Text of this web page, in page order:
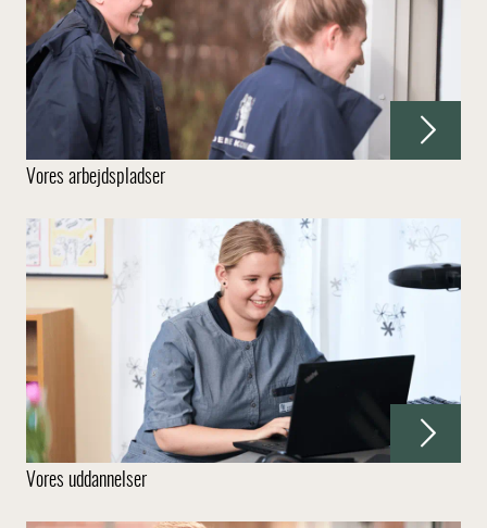
Vores arbejdspladser
Vores uddannelser